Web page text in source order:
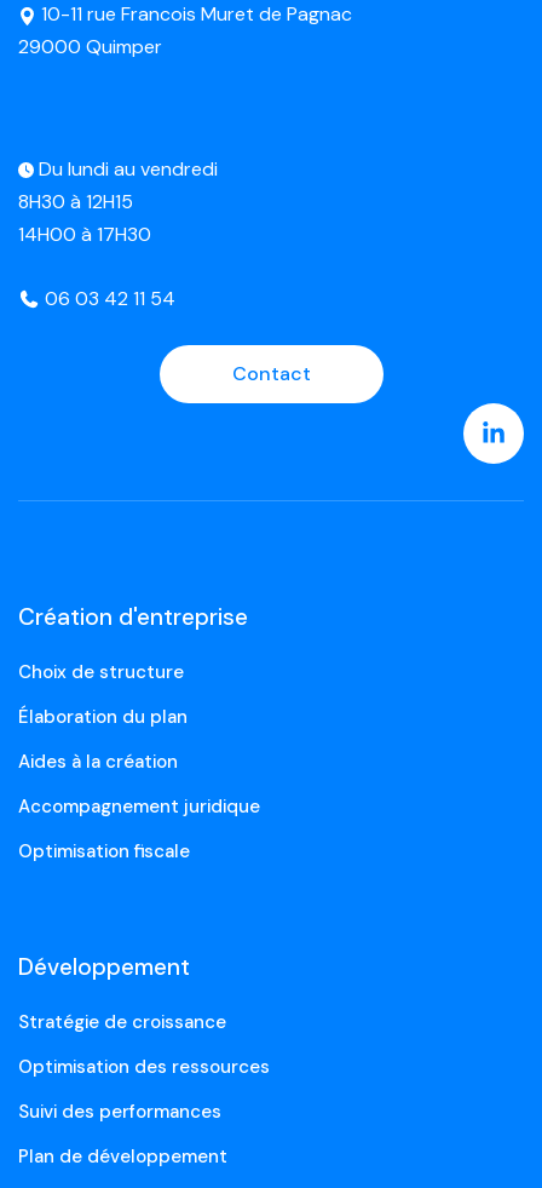
10-11 rue Francois Muret de Pagnac
29000 Quimper
Du lundi au vendredi
8H30 à 12H15
14H00 à 17H30
06 03 42 11 54
Contact
Création d'entreprise
Choix de structure
Élaboration du plan
Aides à la création
Accompagnement juridique
Optimisation fiscale
Développement
Stratégie de croissance
Optimisation des ressources
Suivi des performances
Plan de développement